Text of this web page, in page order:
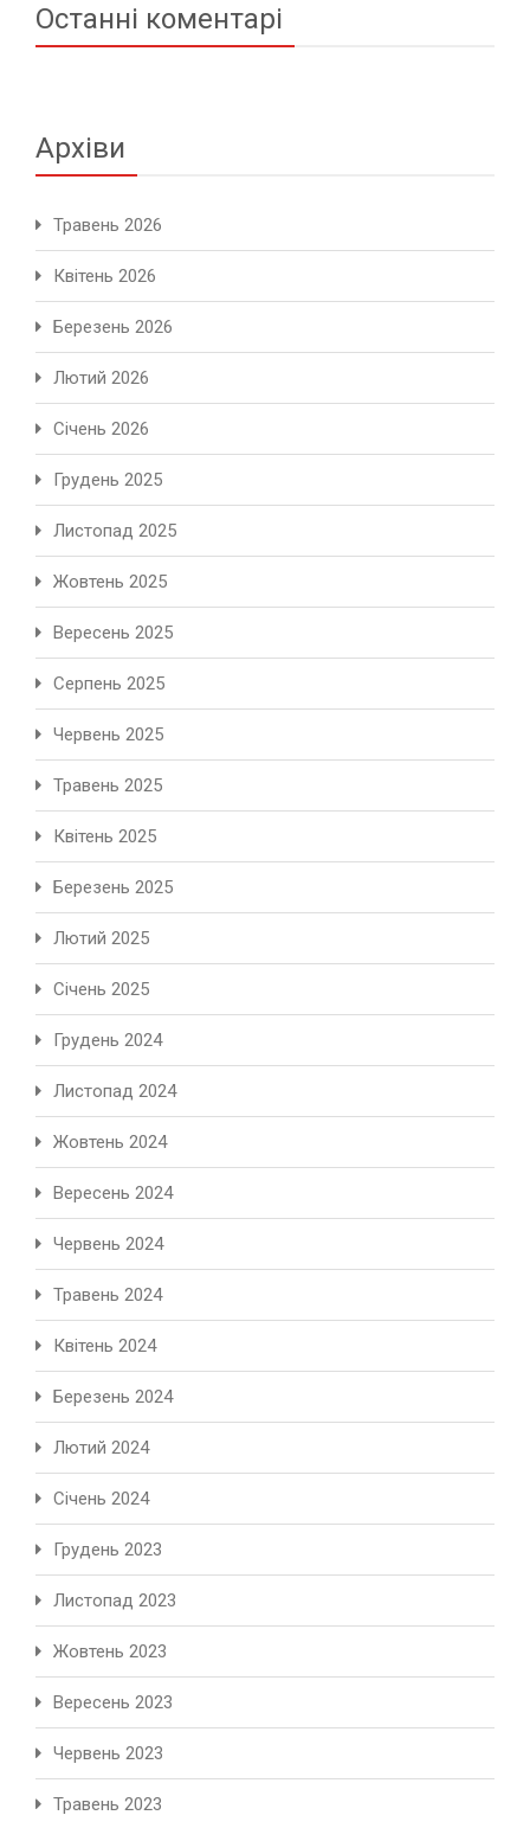
Останні коментарі
Архіви
Травень 2026
Квітень 2026
Березень 2026
Лютий 2026
Січень 2026
Грудень 2025
Листопад 2025
Жовтень 2025
Вересень 2025
Серпень 2025
Червень 2025
Травень 2025
Квітень 2025
Березень 2025
Лютий 2025
Січень 2025
Грудень 2024
Листопад 2024
Жовтень 2024
Вересень 2024
Червень 2024
Травень 2024
Квітень 2024
Березень 2024
Лютий 2024
Січень 2024
Грудень 2023
Листопад 2023
Жовтень 2023
Вересень 2023
Червень 2023
Травень 2023